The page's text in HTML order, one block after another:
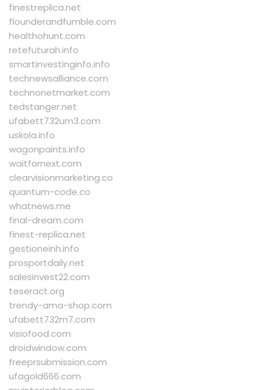
finestreplica.net
flounderandfumble.com
healthohunt.com
retefuturah.info
smartinvestinginfo.info
technewsalliance.com
technonetmarket.com
tedstanger.net
ufabett732um3.com
uskola.info
wagonpaints.info
waitfornext.com
clearvisionmarketing.co
quantum-code.co
whatnews.me
final-dream.com
finest-replica.net
gestioneinh.info
prosportdaily.net
salesinvest22.com
teseract.org
trendy-ama-shop.com
ufabett732m7.com
visiofood.com
droidwindow.com
freeprsubmission.com
ufagold666.com